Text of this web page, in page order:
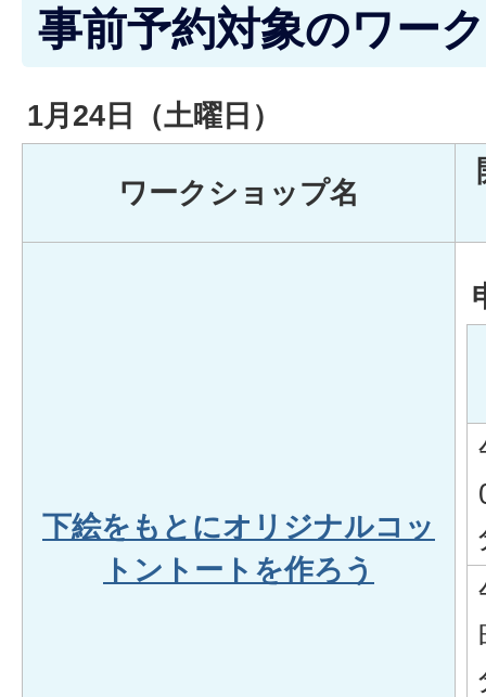
事前予約対象のワー
1月24日（土曜日）
ワークショップ名
下絵をもとにオリジナルコッ
トントートを作ろう